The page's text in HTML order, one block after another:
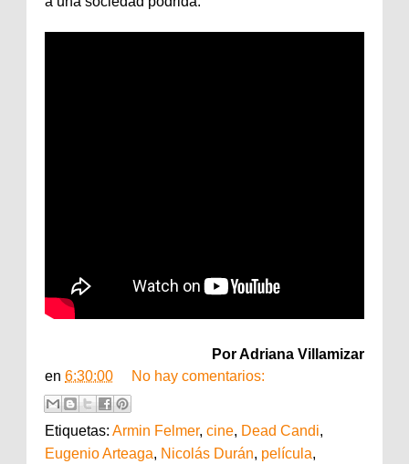
Por Adriana Villamizar
en 6:30:00 No hay comentarios:
Etiquetas: Armin Felmer, cine, Dead Candi,
Eugenio Arteaga, Nicolás Durán, película,